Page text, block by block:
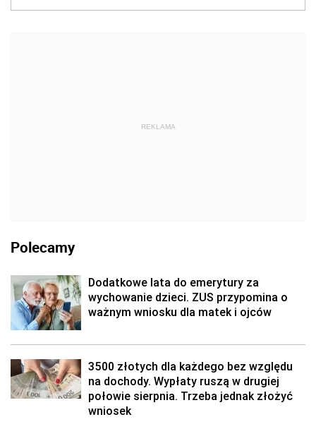
REKLAMA
Polecamy
Dodatkowe lata do emerytury za
wychowanie dzieci. ZUS przypomina o
ważnym wniosku dla matek i ojców
3500 złotych dla każdego bez względu
na dochody. Wypłaty ruszą w drugiej
połowie sierpnia. Trzeba jednak złożyć
wniosek